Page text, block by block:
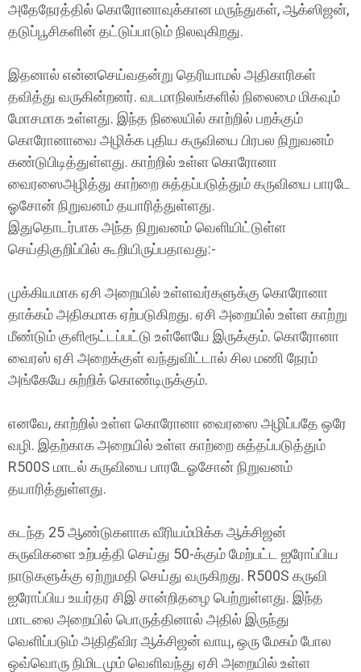
அதேநேரத்தில் கொரோனாவுக்கான மருந்துகள், ஆக்ஸிஜன்,
தடுப்பூசிகளின் தட்டுப்பாடும் நிலவுகிறது.
இதனால் என்னசெய்வதன்று தெரியாமல் அதிகாரிகள்
தவித்து வருகின்றனர். வடமாநிலங்களில் நிலைமை மிகவும்
மோசமாக உள்ளது. இந்த நிலையில் காற்றில் பறக்கும்
கொரோனாவை அழிக்க புதிய கருவியை பிரபல நிறுவனம்
கண்டுபிடித்துள்ளது. காற்றில் உள்ள கொரோனா
வைரஸைஅழித்து காற்றை சுத்தப்படுத்தும் கருவியை பாரடே
ஓசோன் நிறுவனம் தயாரித்துள்ளது.
இதுதொடர்பாக அந்த நிறுவனம் வெளியிட்டுள்ள
செய்திகுறிப்பில் கூறியிருப்பதாவது:-
முக்கியமாக ஏசி அறையில் உள்ளவர்களுக்கு கொரோனா
தாக்கம் அதிகமாக ஏற்படுகிறது. ஏசி அறையில் உள்ள காற்று
மீண்டும் குளிரூட்டப்பட்டு உள்ளேயே இருக்கும். கொரோனா
வைரஸ் ஏசி அறைக்குள் வந்துவிட்டால் சில மணி நேரம்
அங்கேயே சுற்றிக் கொண்டிருக்கும்.
எனவே, காற்றில் உள்ள கொரோனா வைரஸை அழிப்பதே ஒரே
வழி. இதற்காக அறையில் உள்ள காற்றை சுத்தப்படுத்தும்
R500S மாடல் கருவியை பாரடேஓசோன் நிறுவனம்
தயாரித்துள்ளது.
கடந்த 25 ஆண்டுகளாக வீரியம்மிக்க ஆக்சிஜன்
கருவிகளை உற்பத்தி செய்து 50-க்கும் மேற்பட்ட ஐரோப்பிய
நாடுகளுக்கு ஏற்றுமதி செய்து வருகிறது. R500S கருவி
ஐரோப்பிய உயர்தர சிஇ சான்றிதழை பெற்றுள்ளது. இந்த
மாடலை அறையில் பொருத்தினால் அதில் இருந்து
வெளிப்படும் அதிதீவிர ஆக்சிஜன் வாயு, ஒரு மேகம் போல
ஒவ்வொரு நிமிடமும் வெளிவந்து ஏசி அறையில் உள்ள